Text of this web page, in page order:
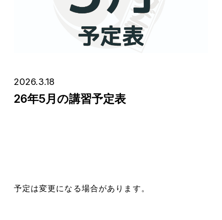
2026.3.18
26年5月の講習予定表
予定は変更になる場合があります。